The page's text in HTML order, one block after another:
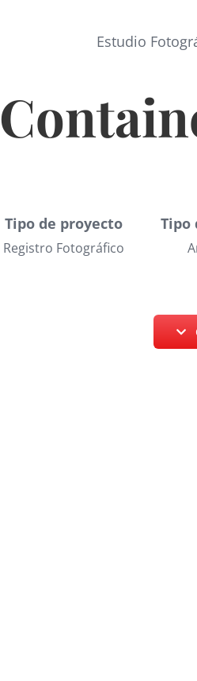
Estudio
Tipo de proyecto
Registro Fotográfico
Tipo